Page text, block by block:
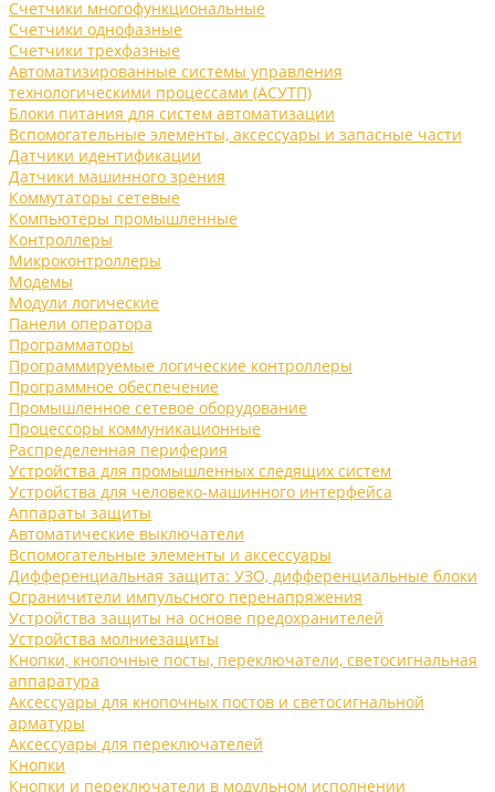
Счетчики многофункциональные
Счетчики однофазные
Счетчики трехфазные
Автоматизированные системы управления
технологическими процессами (АСУТП)
Блоки питания для систем автоматизации
Вспомогательные элементы, аксессуары и запасные части
Датчики идентификации
Датчики машинного зрения
Коммутаторы сетевые
Компьютеры промышленные
Контроллеры
Микроконтроллеры
Модемы
Модули логические
Панели оператора
Программаторы
Программируемые логические контроллеры
Программное обеспечение
Промышленное сетевое оборудование
Процессоры коммуникационные
Распределенная периферия
Устройства для промышленных следящих систем
Устройства для человеко-машинного интерфейса
Аппараты защиты
Автоматические выключатели
Вспомогательные элементы и аксессуары
Дифференциальная защита: УЗО, дифференциальные блоки
Ограничители импульсного перенапряжения
Устройства защиты на основе предохранителей
Устройства молниезащиты
Кнопки, кнопочные посты, переключатели, светосигнальная
аппаратура
Аксессуары для кнопочных постов и светосигнальной
арматуры
Аксессуары для переключателей
Кнопки
Кнопки и переключатели в модульном исполнении